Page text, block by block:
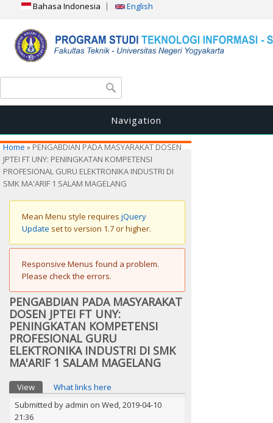
Bahasa Indonesia English
Search form
Navigation
You are here
Home» PENGABDIAN PADA MASYARAKAT DOSEN
JPTEI FT UNY: PENINGKATAN KOMPETENSI
PROFESIONAL GURU ELEKTRONIKA INDUSTRI DI
SMK MA'ARIF 1 SALAM MAGELANG
Warning message
Mean Menu style requires jQuery
Update set to version 1.7 or higher.
Error message
Responsive Menus found a problem.
Please check the errors.
PENGABDIAN PADA MASYARAKAT
DOSEN JPTEI FT UNY:
PENINGKATAN KOMPETENSI
PROFESIONAL GURU
ELEKTRONIKA INDUSTRI DI SMK
MA'ARIF 1 SALAM MAGELANG
Primary tabs
View (active tab)
What links here
Submitted by admin on Wed, 2019-04-10
21:36